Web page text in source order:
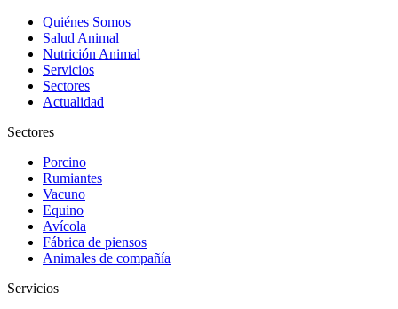
Quiénes Somos
Salud Animal
Nutrición Animal
Servicios
Sectores
Actualidad
Sectores
Porcino
Rumiantes
Vacuno
Equino
Avícola
Fábrica de piensos
Animales de compañía
Servicios